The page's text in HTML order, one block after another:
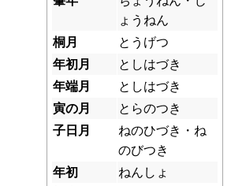
ょうねん
桐月
とうげつ
年初月
としはづき
年端月
としはづき
寅の月
とらのつき
子日月
ねのひづき・ね
のびつき
年初
ねんしょ